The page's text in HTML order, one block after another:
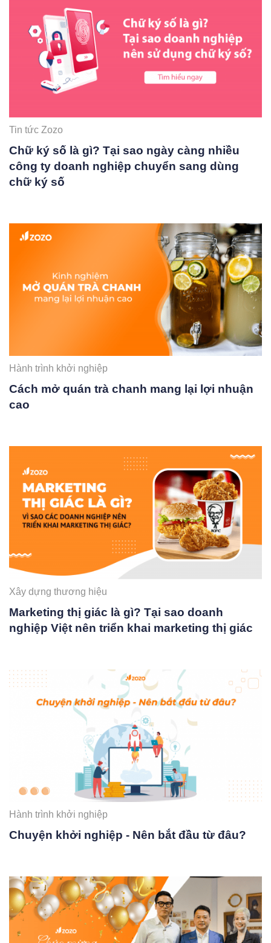
Tin tức Zozo
Chữ ký số là gì? Tại sao ngày càng nhiều
công ty doanh nghiệp chuyển sang dùng
chữ ký số
Hành trình khởi nghiệp
Cách mở quán trà chanh mang lại lợi nhuận
cao
Xây dựng thương hiệu
Marketing thị giác là gì? Tại sao doanh
nghiệp Việt nên triển khai marketing thị giác
Hành trình khởi nghiệp
Chuyện khởi nghiệp - Nên bắt đầu từ đâu?